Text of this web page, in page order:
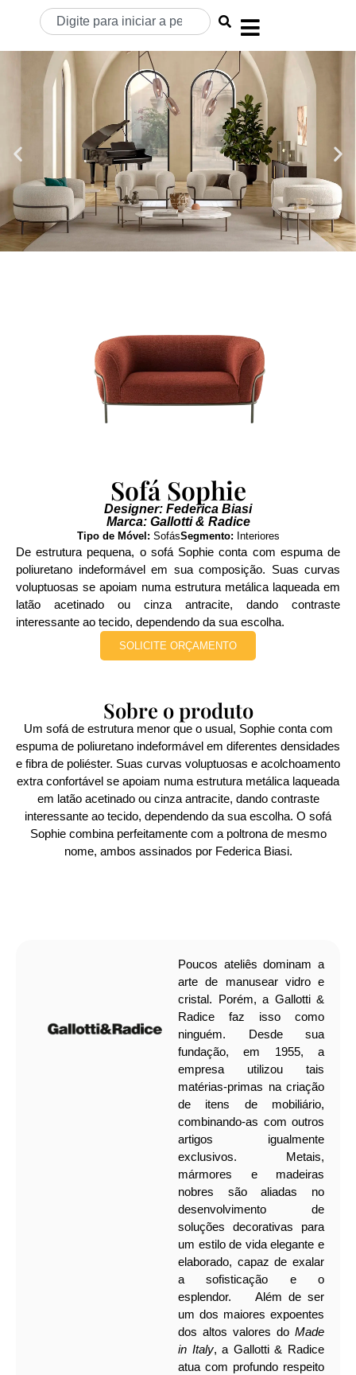
Sofá Sophie
Designer: Federica Biasi
Marca: Gallotti & Radice
Tipo de Móvel: SofásSegmento: Interiores
De estrutura pequena, o sofá Sophie conta com espuma de
poliuretano indeformável em sua composição. Suas curvas
voluptuosas se apoiam numa estrutura metálica laqueada em
latão acetinado ou cinza antracite, dando contraste
interessante ao tecido, dependendo da sua escolha.
SOLICITE ORÇAMENTO
Sobre o produto
Um sofá de estrutura menor que o usual, Sophie conta com
espuma de poliuretano indeformável em diferentes densidades
e fibra de poliéster. Suas curvas voluptuosas e acolchoamento
extra confortável se apoiam numa estrutura metálica laqueada
em latão acetinado ou cinza antracite, dando contraste
interessante ao tecido, dependendo da sua escolha. O sofá
Sophie combina perfeitamente com a poltrona de mesmo
nome, ambos assinados por Federica Biasi.
Poucos ateliês dominam a
arte de manusear vidro e
cristal. Porém, a Gallotti &
Radice faz isso como
ninguém. Desde sua
fundação, em 1955, a
empresa utilizou tais
matérias-primas na criação
de itens de mobiliário,
combinando-as com outros
artigos igualmente
exclusivos. Metais,
mármores e madeiras
nobres são aliadas no
desenvolvimento de
soluções decorativas para
um estilo de vida elegante e
elaborado, capaz de exalar
a sofisticação e o
esplendor.
Além de ser
um dos maiores expoentes
dos altos valores do Made
in Italy, a Gallotti & Radice
atua com profundo respeito